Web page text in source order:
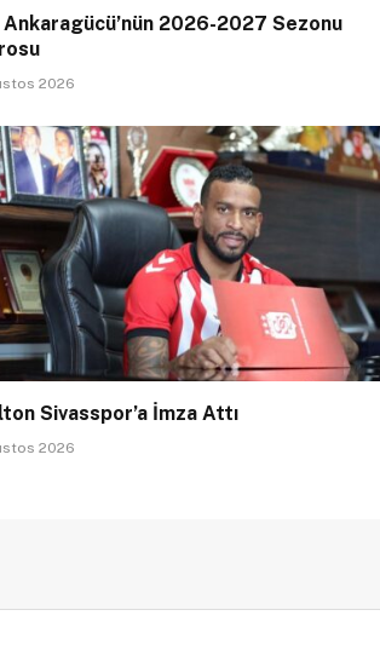
2026-2027 Sezonu
2026
Sivasspor’a İmza Attı
2026